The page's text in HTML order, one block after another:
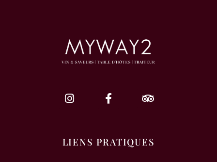
LIENS PRATIQUES